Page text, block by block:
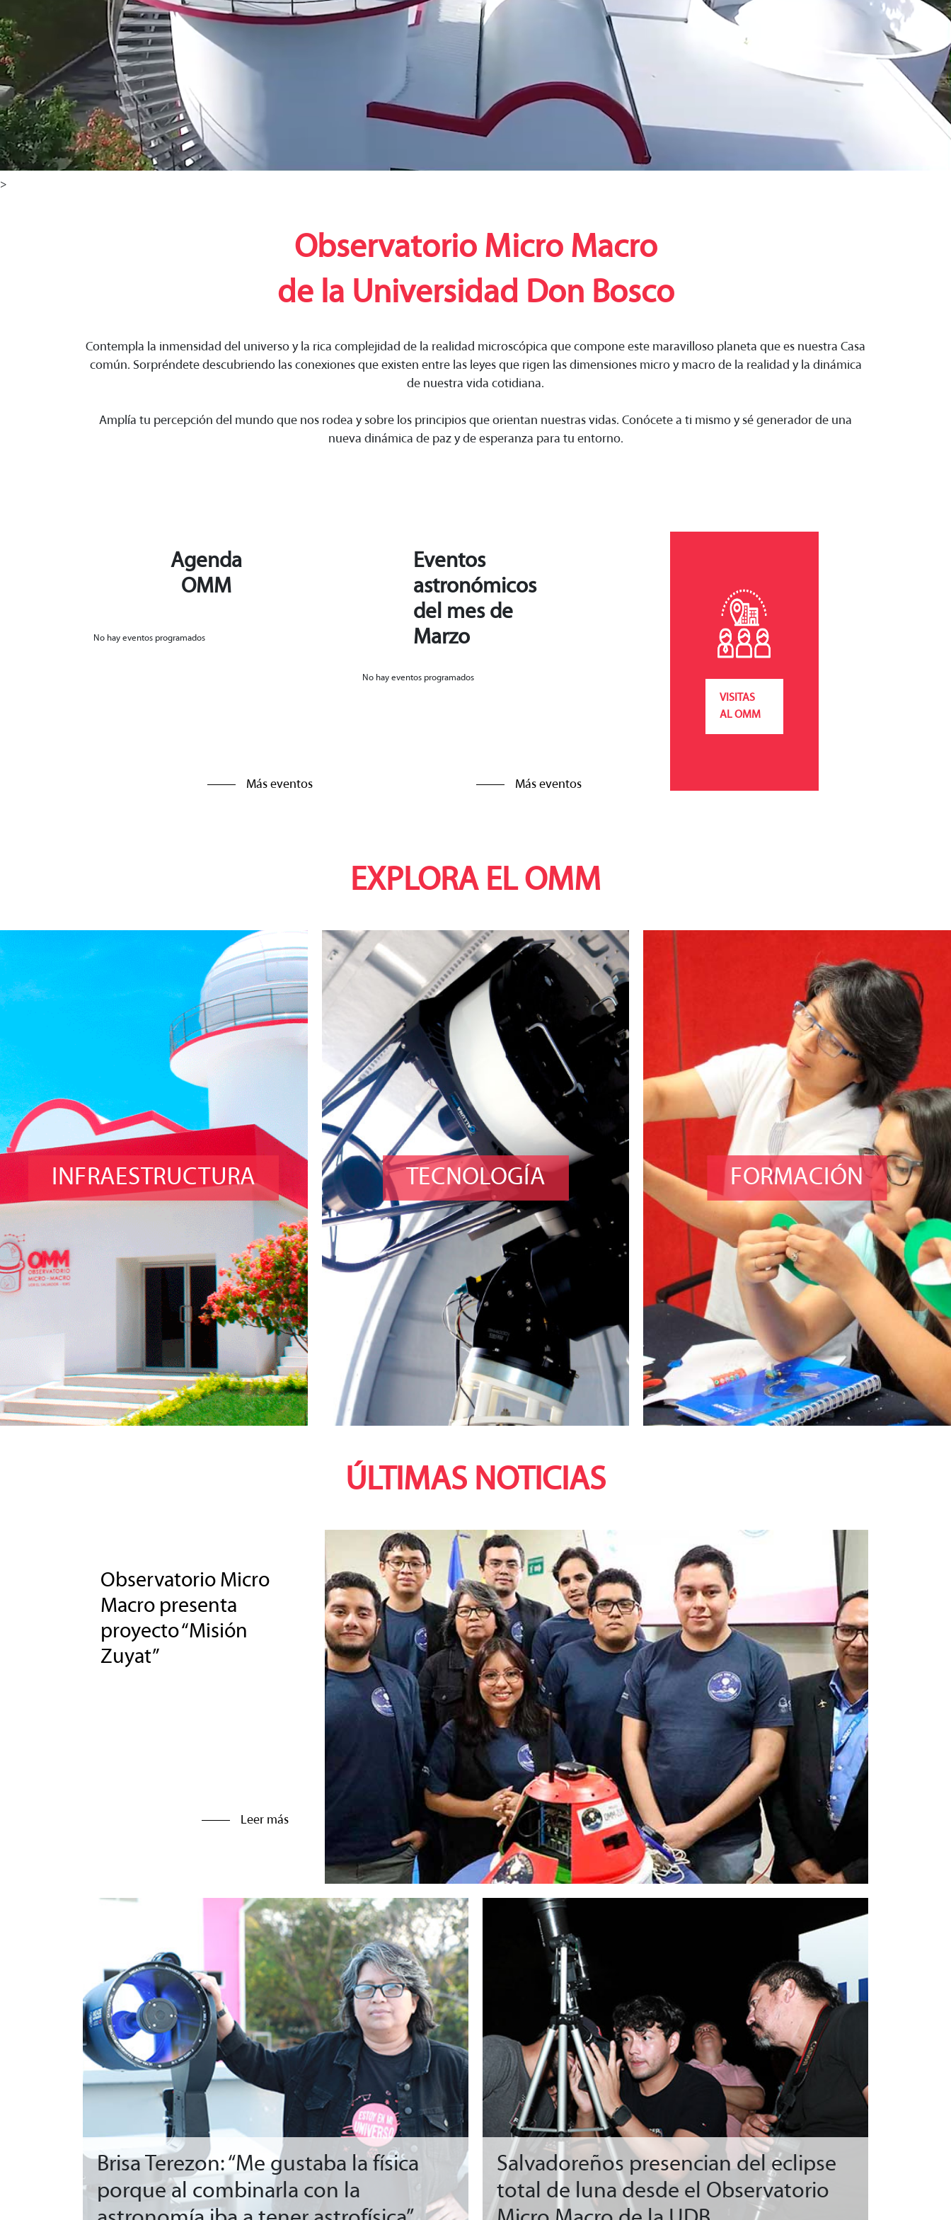
>
Observatorio Micro Macro
de la Universidad Don Bosco
Contempla la inmensidad del universo y la rica complejidad de la realidad microscópica que compone este maravilloso planeta que es nuestra Casa
común. Sorpréndete descubriendo las conexiones que existen entre las leyes que rigen las dimensiones micro y macro de la realidad y la dinámica
de nuestra vida cotidiana.
Amplía tu percepción del mundo que nos rodea y sobre los principios que orientan nuestras vidas. Conócete a ti mismo y sé generador de una
nueva dinámica de paz y de esperanza para tu entorno.
Agenda
OMM
No hay eventos programados
Más eventos
Eventos
astronómicos
del mes de
Marzo
No hay eventos programados
Más eventos
VISITAS
AL OMM
EXPLORA EL OMM
INFRAESTRUCTURA TECNOLOGÍA FORMACIÓN
ÚLTIMAS NOTICIAS
Observatorio Micro
Macro presenta
proyecto “Misión
Zuyat”
Leer más
Brisa Terezon: “Me gustaba la física
porque al combinarla con la
Salvadoreños presencian del eclipse
total de luna desde el Observatorio